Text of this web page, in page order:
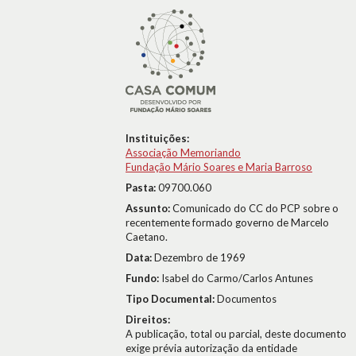
Instituições:
Associação Memoriando
Fundação Mário Soares e Maria Barroso
Pasta:09700.060
Assunto:Comunicado do CC do PCP sobre o
recentemente formado governo de Marcelo
Caetano.
Data:Dezembro de 1969
Fundo: Isabel do Carmo/Carlos Antunes
Tipo Documental:Documentos
Direitos:
A publicação, total ou parcial, deste documento
exige prévia autorização da entidade